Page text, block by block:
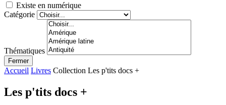
Existe en numérique
Catégorie
Thématiques
Fermer
Accueil Livres Collection Les p'tits docs +
Les p'tits docs +